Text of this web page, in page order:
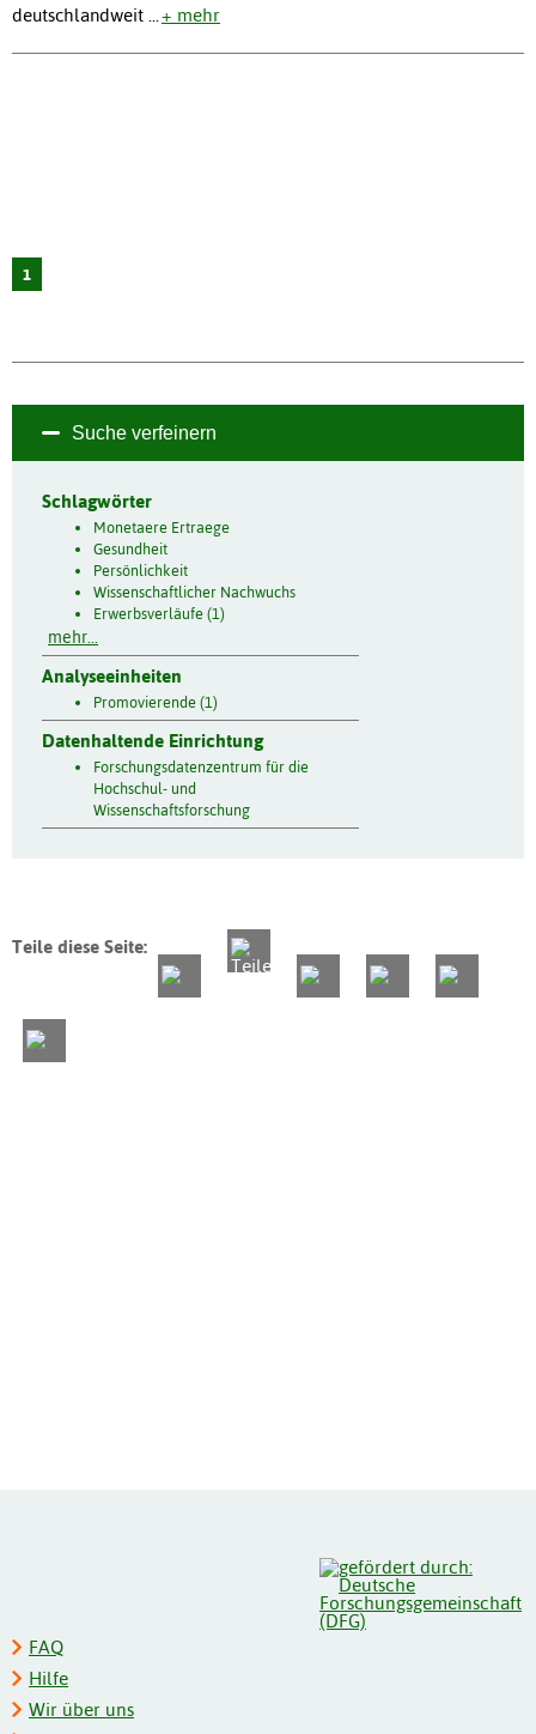
deutschlandweit
+ mehr
1
Suche verfeinern
Schlagwörter
Monetaere Ertraege
Gesundheit
Persönlichkeit
Wissenschaftlicher Nachwuchs
Erwerbsverläufe (1)
mehr...
Analyseeinheiten
Promovierende (1)
Datenhaltende Einrichtung
Forschungsdatenzentrum für die
Hochschul- und
Wissenschaftsforschung
Teile diese Seite:
FAQ
Hilfe
Wir über uns